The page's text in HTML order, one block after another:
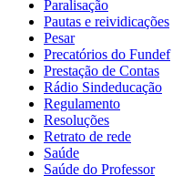
Paralisação
Pautas e reividicações
Pesar
Precatórios do Fundef
Prestação de Contas
Rádio Sindeducação
Regulamento
Resoluções
Retrato de rede
Saúde
Saúde do Professor